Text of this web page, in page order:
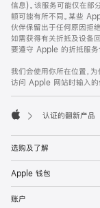
信息)。该服务可能仅在
额可能有所不同。某些
伙伴保留出于任何原因拒
如需获得有关折抵及设备
要遵守 Apple 的折抵服务
我们会使用你所在位置，
访问 Apple 网站时输入的
认证的翻新产品
选购及了解
Apple 钱包
账户